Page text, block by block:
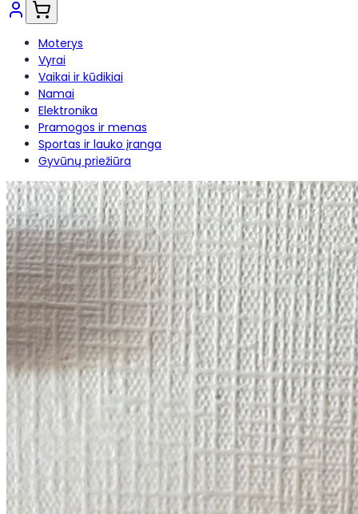
Moterys
Vyrai
Vaikai ir kūdikiai
Namai
Elektronika
Pramogos ir menas
Sportas ir lauko įranga
Gyvūnų priežiūra